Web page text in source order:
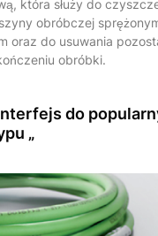
która służy do
obróbczej
oraz do usuwania
obróbki.
do
„